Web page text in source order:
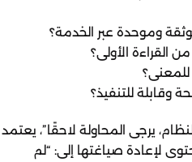
وموحدة عبر الخدمة؟
القراءة الأولى؟
وقابلة للتنفيذ؟
يرجى المحاولة لاحقًا”، يعتمد
لإعادة صياغتها إلى: “لم